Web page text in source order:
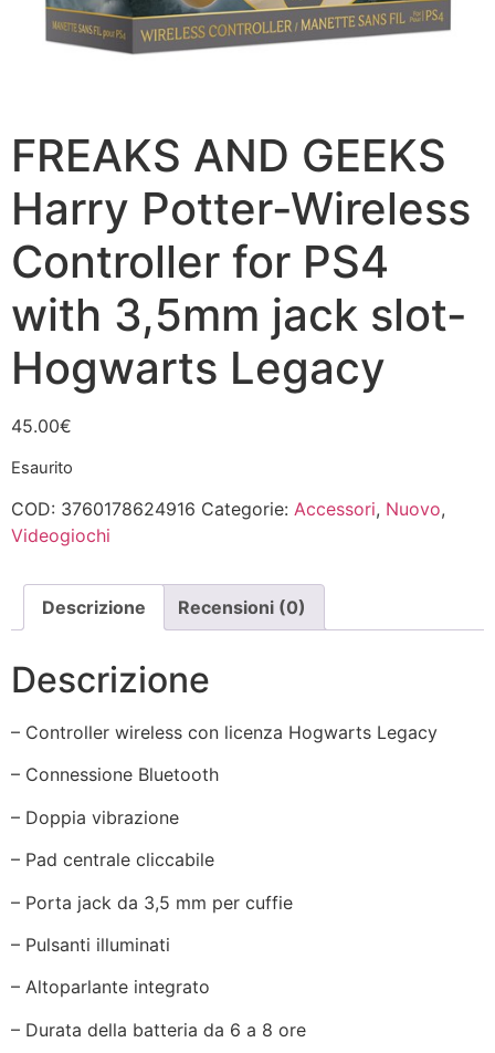
FREAKS AND GEEKS
Harry Potter-Wireless
Controller for PS4
with 3,5mm jack slot-
Hogwarts Legacy
45.00€
Esaurito
COD: 3760178624916 Categorie: Accessori, Nuovo,
Videogiochi
Descrizione Recensioni (0)
Descrizione
– Controller wireless con licenza Hogwarts Legacy
– Connessione Bluetooth
– Doppia vibrazione
– Pad centrale cliccabile
– Porta jack da 3,5 mm per cuffie
– Pulsanti illuminati
– Altoparlante integrato
– Durata della batteria da 6 a 8 ore